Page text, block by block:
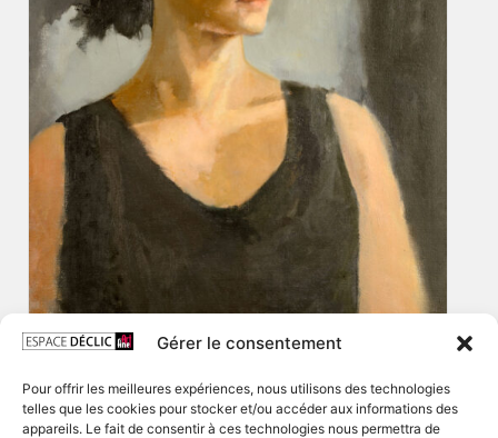
Gérer le consentement
Pour offrir les meilleures expériences, nous utilisons des technologies
telles que les cookies pour stocker et/ou accéder aux informations des
appareils. Le fait de consentir à ces technologies nous permettra de